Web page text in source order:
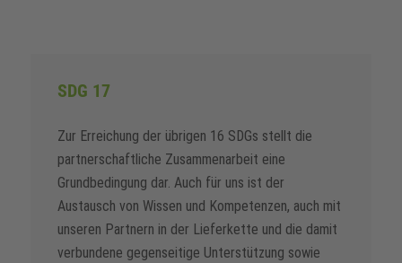
SDG 17
Zur Erreichung der übrigen 16 SDGs stellt die
partnerschaftliche Zusammenarbeit eine
Grundbedingung dar. Auch für uns ist der
Austausch von Wissen und Kompetenzen, auch mit
unseren Partnern in der Lieferkette und die damit
verbundene gegenseitige Unterstützung sowie